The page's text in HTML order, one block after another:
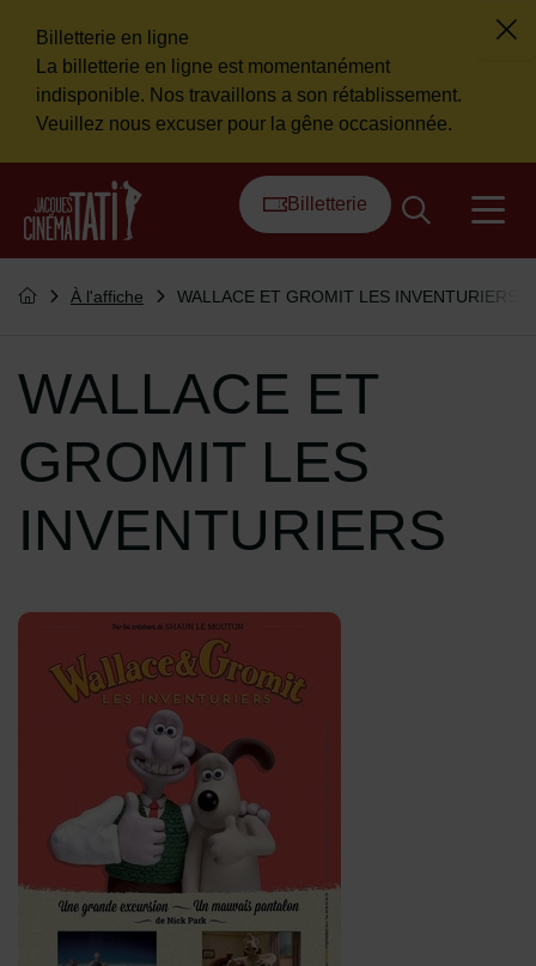
Flash info
Billetterie en ligne
La billetterie en ligne est momentanément
indisponible. Nos travaillons a son rétablissement.
Veuillez nous excuser pour la gêne occasionnée.
Retour à l'accueil
Billetterie
Vous êtes ici :
Retourner à l'accueil
À l'affiche WALLACE ET GROMIT LES INVENTURIERS
WALLACE ET
GROMIT LES
INVENTURIERS